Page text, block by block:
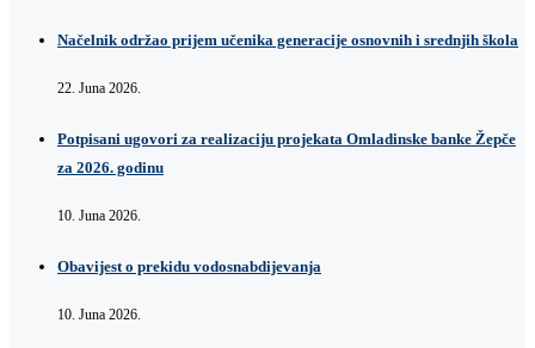
Načelnik održao prijem učenika generacije osnovnih i srednjih škola
22. Juna 2026.
Potpisani ugovori za realizaciju projekata Omladinske banke Žepče
za 2026. godinu
10. Juna 2026.
Obavijest o prekidu vodosnabdijevanja
10. Juna 2026.